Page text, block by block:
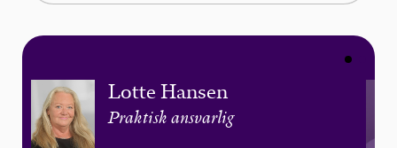
Lotte Hansen
Praktisk ansvarlig